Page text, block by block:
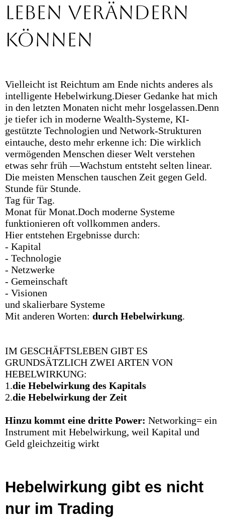
Leben verändern
können
Vielleicht ist Reichtum am Ende nichts anderes als
intelligente Hebelwirkung.Dieser Gedanke hat mich
in den letzten Monaten nicht mehr losgelassen.Denn
je tiefer ich in moderne Wealth-Systeme, KI-
gestützte Technologien und Network-Strukturen
eintauche, desto mehr erkenne ich: Die wirklich
vermögenden Menschen dieser Welt verstehen
etwas sehr früh —Wachstum entsteht selten linear.
Die meisten Menschen tauschen Zeit gegen Geld.
Stunde für Stunde.
Tag für Tag.
Monat für Monat.Doch moderne Systeme
funktionieren oft vollkommen anders.
Hier entstehen Ergebnisse durch:
- Kapital
- Technologie
- Netzwerke
- Gemeinschaft
- Visionen
und skalierbare Systeme
Mit anderen Worten: durch Hebelwirkung.
IM GESCHÄFTSLEBEN GIBT ES
GRUNDSÄTZLICH ZWEI ARTEN VON
HEBELWIRKUNG:
1.die Hebelwirkung des Kapitals
2.die Hebelwirkung der Zeit
Hinzu kommt eine dritte Power: Networking= ein
Instrument mit Hebelwirkung, weil Kapital und
Geld gleichzeitig wirkt
Hebelwirkung gibt es nicht
nur im Trading